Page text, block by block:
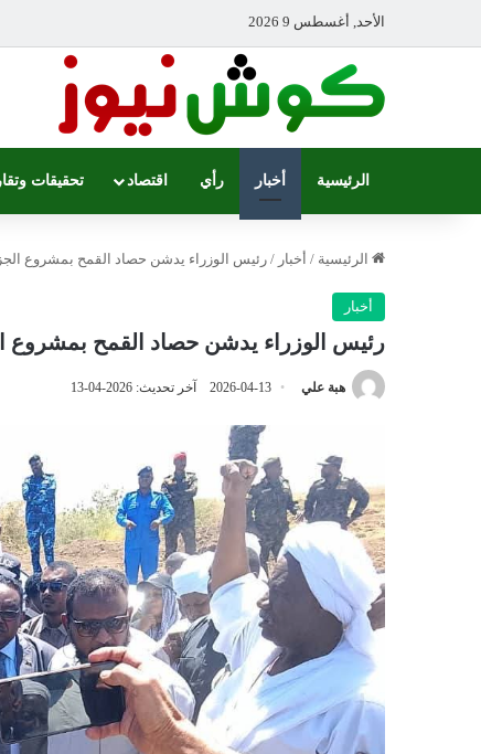
الأحد, أغسطس 9 2026
الرئيسية أخبار رأي اقتصاد تحقيقات
الرئيسية / أخبار / رئيس الوزراء يدشن حصاد القمح بمشروع
أخبار
رئيس الوزراء يدشن حصاد القمح بمشروع
هبة علي 2026-04-13 آخر تحديث: 2026-04-13